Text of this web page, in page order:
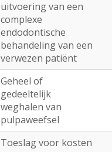
uitvoering van een
complexe
endodontische
behandeling van een
verwezen patiënt
Geheel of
gedeeltelijk
weghalen van
pulpaweefsel
Toeslag voor kosten